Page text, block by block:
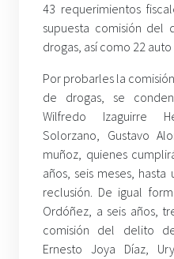
43 requerimientos
supuesta comisión
drogas, así como 22
Por probarles la
de drogas, se
Wilfredo Izaguirre
Solorzano, Gustavo
muñoz, quienes
años, seis meses,
reclusión. De igual
Ordóñez, a seis años,
comisión del delito
Ernesto Joya Díaz,